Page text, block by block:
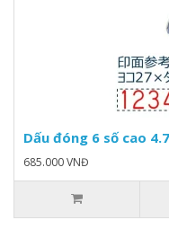
Dấu đóng 6 số cao
685.000 VNĐ